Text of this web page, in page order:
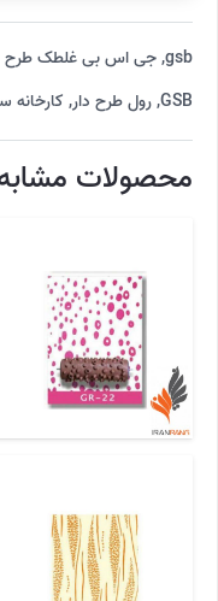
gsb
,جی اس بی غلطک طرح
GSB
,رول طرح دار, کارخانه
محصولات